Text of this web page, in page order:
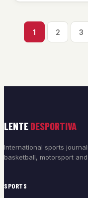
1 2 3
LENTE DESPORTIVA
International sports
basketball, motorsport
SPORTS